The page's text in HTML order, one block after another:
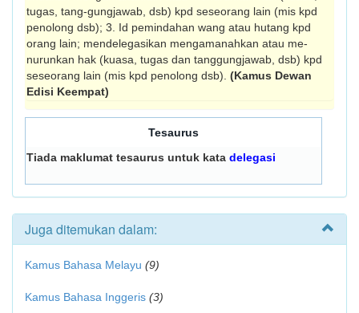
tugas, tang-gungjawab, dsb) kpd seseorang lain (mis kpd
penolong dsb); 3. Id pemindahan wang atau hutang kpd
orang lain; mendelegasikan mengamanahkan atau me­­
nurunkan hak (kuasa, tugas dan tang­gungjawab, dsb) kpd
seseorang lain (mis kpd penolong dsb). (Kamus Dewan
Edisi Keempat)
Tesaurus
Tiada maklumat tesaurus untuk kata delegasi
Juga ditemukan dalam:
Kamus Bahasa Melayu (9)
Kamus Bahasa Inggeris (3)